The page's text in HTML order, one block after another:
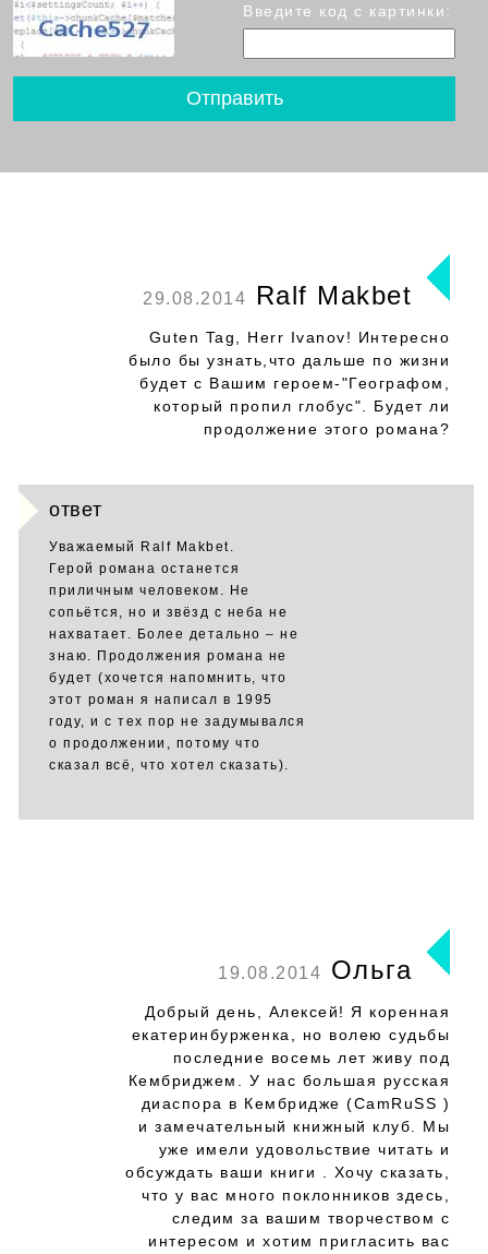
Введите код с картинки:
29.08.2014 Ralf Makbet
Guten Tag, Herr Ivanov! Интересно
было бы узнать,что дальше по жизни
будет с Вашим героем-"Географом,
который пропил глобус". Будет ли
продолжение этого романа?
ответ
Уважаемый Ralf Makbet.
Герой романа останется
приличным человеком. Не
сопьётся, но и звёзд с неба не
нахватает. Более детально – не
знаю. Продолжения романа не
будет (хочется напомнить, что
этот роман я написал в 1995
году, и с тех пор не задумывался
о продолжении, потому что
сказал всё, что хотел сказать).
19.08.2014 Ольга
Добрый день, Алексей! Я коренная
екатеринбурженка, но волею судьбы
последние восемь лет живу под
Кембриджем. У нас большая русская
диаспора в Кембридже (CamRuSS )
и замечательный книжный клуб. Мы
уже имели удовольствие читать и
обсуждать ваши книги . Хочу сказать,
что у вас много поклонников здесь,
следим за вашим творчеством с
интересом и хотим пригласить вас